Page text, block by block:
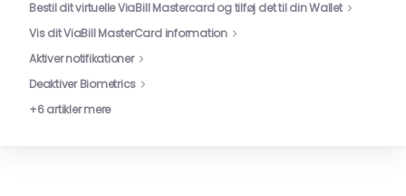
Bestil dit virtuelle ViaBill Mastercard og tilføj det til din Wallet
Vis dit ViaBill MasterCard information
Aktiver notifikationer
Deaktiver Biometrics
+6 artikler mere